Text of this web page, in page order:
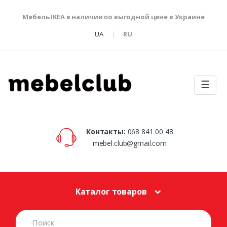
Мебель IKEA в наличии по выгодной цене в Украине
UA
RU
☰
Контакты: 068 841 00 48
mebel.club@gmail.com
Каталог товаров
S
e